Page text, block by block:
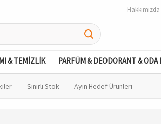
Hakkımızda
& TEMİZLİK PARFÜM & DEODORANT & ODA
Sınırlı Stok Ayın Hedef Ürünleri